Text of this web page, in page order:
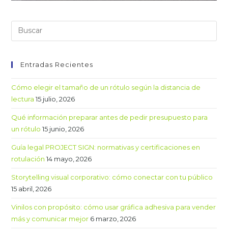
Entradas Recientes
Cómo elegir el tamaño de un rótulo según la distancia de
lectura 15 julio, 2026
Qué información preparar antes de pedir presupuesto para
un rótulo 15 junio, 2026
Guía legal PROJECT SIGN: normativas y certificaciones en
rotulación 14 mayo, 2026
Storytelling visual corporativo: cómo conectar con tu público
15 abril, 2026
Vinilos con propósito: cómo usar gráfica adhesiva para vender
más y comunicar mejor 6 marzo, 2026